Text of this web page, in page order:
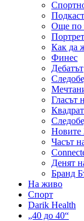
Още по
Как да
Финес
Дебатът
Гласът
Новите
Часът
Денят
Бранд
На живо
Спорт
Darik Health
„40 до 40“